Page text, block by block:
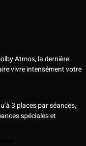
Atmos, la dernière
vivre intensément votre
3 places par séances,
spéciales et